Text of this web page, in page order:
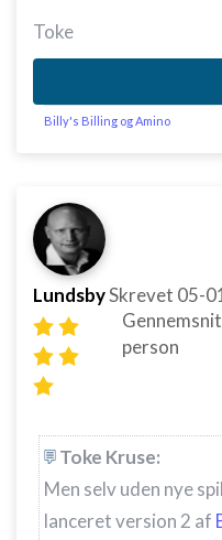
Toke
Billy's Billing og Amino
LundsbySkrevet 05-
Gennemsnit
person
Toke Kruse:
Men selv uden nye
lanceret version 2 af